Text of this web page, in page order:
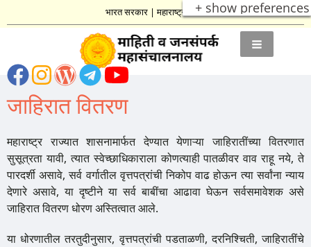
+ show preferences
भारत सरकार|महाराष्ट्र शासन
जाहिरात वितरण
महाराष्ट्र राज्यात शासनामार्फत देण्यात येणाऱ्या जाहिरातींच्या वितरणात
सुसूत्रता यावी, त्यात स्वेच्छाधिकाराला कोणत्याही पातळीवर वाव राहू नये, ते
पारदर्शी असावे, सर्व वर्गातील वृत्तपत्रांची निकोप वाढ होऊन त्या सर्वांना न्याय
देणारे असावे, या दृष्टीने या सर्व बाबींचा आढावा घेऊन सर्वसमावेशक असे
जाहिरात वितरण धोरण अस्तित्वात आले.
या धोरणातील तरतुदीनुसार, वृत्तपत्रांची पडताळणी, दरनिश्चिती, जाहिरातींचे